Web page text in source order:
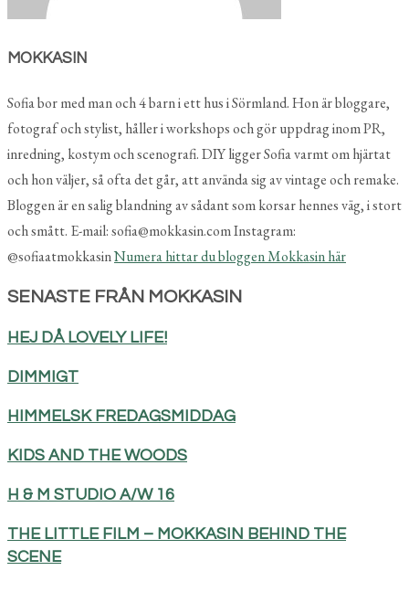
MOKKASIN
Sofia bor med man och 4 barn i ett hus i Sörmland. Hon är bloggare,
fotograf och stylist, håller i workshops och gör uppdrag inom PR,
inredning, kostym och scenografi. DIY ligger Sofia varmt om hjärtat
och hon väljer, så ofta det går, att använda sig av vintage och remake.
Bloggen är en salig blandning av sådant som korsar hennes väg, i stort
och smått. E-mail: sofia@mokkasin.com Instagram:
@sofiaatmokkasinNumera hittar du bloggen Mokkasin här
SENASTE FRÅN MOKKASIN
HEJ DÅ LOVELY LIFE!
DIMMIGT
HIMMELSK FREDAGSMIDDAG
KIDS AND THE WOODS
H & M STUDIO A/W 16
THE LITTLE FILM – MOKKASIN BEHIND THE
SCENE